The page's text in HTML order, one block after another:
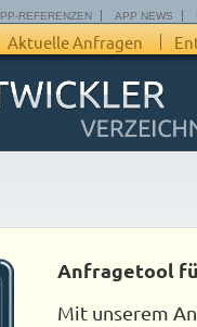
REFERENZEN APP NEWS
Aktuelle Anfragen
Anfragetool
Mit unserem